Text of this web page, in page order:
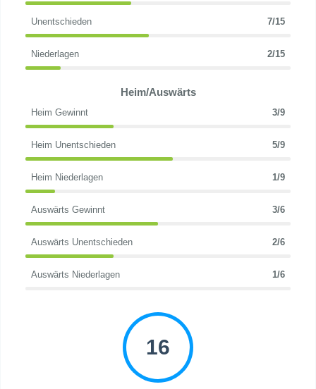
Unentschieden 7/15
Niederlagen 2/15
Heim/Auswärts
Heim Gewinnt 3/9
Heim Unentschieden 5/9
Heim Niederlagen 1/9
Auswärts Gewinnt 3/6
Auswärts Unentschieden 2/6
Auswärts Niederlagen 1/6
16